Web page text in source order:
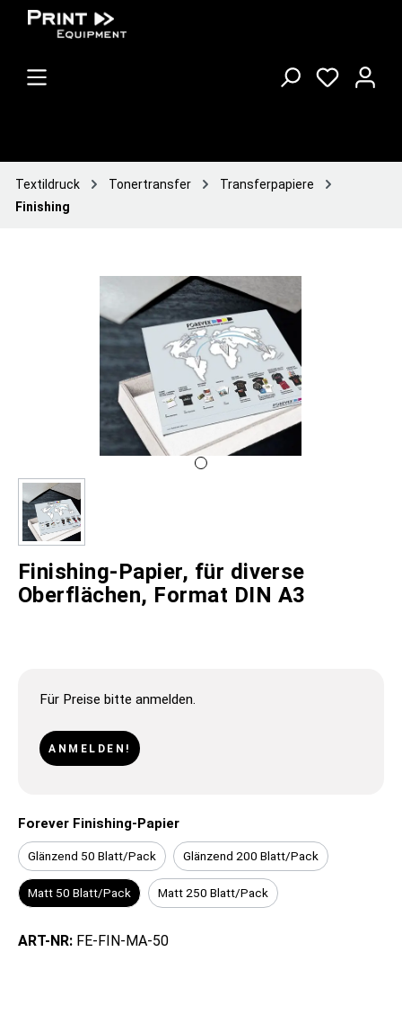
Textildruck Tonertransfer
Transferpapiere
Finishing
Finishing-Papier, für diverse
Oberflächen, Format DIN A3
Für Preise bitte anmelden.
ANMELDEN!
Forever Finishing-Papier
Glänzend 50 Blatt/Pack Glänzend 200 Blatt/Pack
Matt 50 Blatt/Pack Matt 250 Blatt/Pack
ART-NR: FE-FIN-MA-50